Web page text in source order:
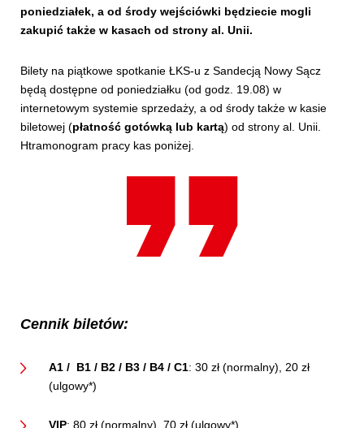
poniedziałek, a od środy wejściówki będziecie mogli
zakupić także w kasach od strony al. Unii.
Bilety na piątkowe spotkanie ŁKS-u z Sandecją Nowy Sącz
będą dostępne od poniedziałku (od godz. 19.08) w
internetowym systemie sprzedaży, a od środy także w kasie
biletowej (płatność gotówką lub kartą) od strony al. Unii.
Htramonogram pracy kas poniżej.
Cennik biletów:
A1 / B1 / B2 / B3 / B4 / C1: 30 zł (normalny), 20 zł
(ulgowy*)
VIP: 80 zł (normalny), 70 zł (ulgowy*)